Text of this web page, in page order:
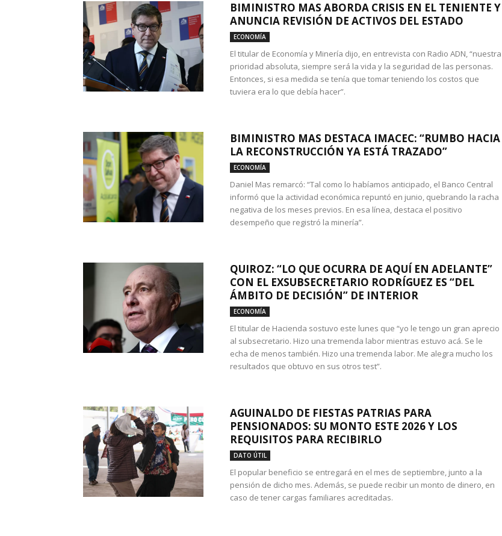
BIMINISTRO MAS ABORDA CRISIS EN EL TENIENTE Y
ANUNCIA REVISIÓN DE ACTIVOS DEL ESTADO
ECONOMÍA
El titular de Economía y Minería dijo, en entrevista con Radio ADN, “nuestra
prioridad absoluta, siempre será la vida y la seguridad de las personas.
Entonces, si esa medida se tenía que tomar teniendo los costos que
tuviera era lo que debía hacer”.
BIMINISTRO MAS DESTACA IMACEC: “RUMBO HACIA
LA RECONSTRUCCIÓN YA ESTÁ TRAZADO”
ECONOMÍA
Daniel Mas remarcó: “Tal como lo habíamos anticipado, el Banco Central
informó que la actividad económica repuntó en junio, quebrando la racha
negativa de los meses previos. En esa línea, destaca el positivo
desempeño que registró la minería”.
QUIROZ: “LO QUE OCURRA DE AQUÍ EN ADELANTE”
CON EL EXSUBSECRETARIO RODRÍGUEZ ES “DEL
ÁMBITO DE DECISIÓN” DE INTERIOR
ECONOMÍA
El titular de Hacienda sostuvo este lunes que “yo le tengo un gran aprecio
al subsecretario. Hizo una tremenda labor mientras estuvo acá. Se le
echa de menos también. Hizo una tremenda labor. Me alegra mucho los
resultados que obtuvo en sus otros test”.
AGUINALDO DE FIESTAS PATRIAS PARA
PENSIONADOS: SU MONTO ESTE 2026 Y LOS
REQUISITOS PARA RECIBIRLO
DATO ÚTIL
El popular beneficio se entregará en el mes de septiembre, junto a la
pensión de dicho mes. Además, se puede recibir un monto de dinero, en
caso de tener cargas familiares acreditadas.